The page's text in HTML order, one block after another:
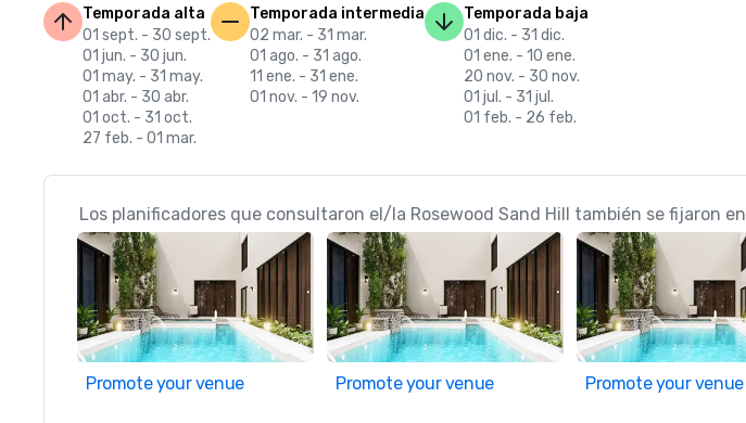
Temporada alta
01 sept. - 30 sept.
01 jun. - 30 jun.
01 may. - 31 may.
01 abr. - 30 abr.
01 oct. - 31 oct.
27 feb. - 01 mar.
Temporada intermedia
02 mar. - 31 mar.
01 ago. - 31 ago.
11 ene. - 31 ene.
01 nov. - 19 nov.
Temporada baja
01 dic. - 31 dic.
01 ene. - 10 ene.
20 nov. - 30 nov.
01 jul. - 31 jul.
01 feb. - 26 feb.
Los planificadores que consultaron el/la Rosewood Sand Hill también se fijaron en
Promote your venue Promote your venue Promote your venue